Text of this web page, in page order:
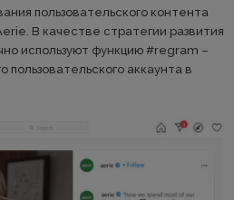
пользовательского контента
В качестве стратегии развития
используют функцию #regram –
пользовательского аккаунта в